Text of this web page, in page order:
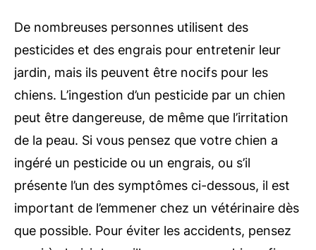
De nombreuses personnes utilisent des
pesticides et des engrais pour entretenir leur
jardin, mais ils peuvent être nocifs pour les
chiens. L’ingestion d’un pesticide par un chien
peut être dangereuse, de même que l’irritation
de la peau. Si vous pensez que votre chien a
ingéré un pesticide ou un engrais, ou s’il
présente l’un des symptômes ci-dessous, il est
important de l’emmener chez un vétérinaire dès
que possible. Pour éviter les accidents, pensez